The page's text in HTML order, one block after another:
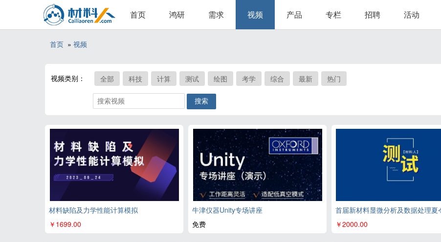
首页 鸿研 需求 视频 产品 专栏 招聘 活动
首页 » 视频
视频类别： 全部 科技 计算 测试 绘图 考学 综合 最新 热门
材料缺陷及力学性能计算模拟
￥1699.00
牛津仪器Unity专场讲座
免费
首届新材料显微分析及数据处理夏
￥2000.00